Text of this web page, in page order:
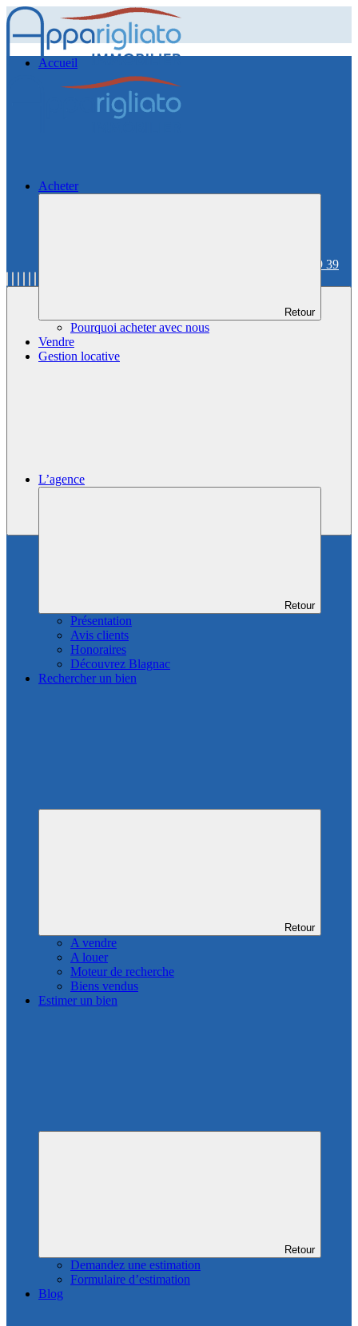
06 59 36 59 39
Accueil
Acheter
Retour
Pourquoi acheter avec nous
Vendre
Gestion locative
L’agence
Retour
Présentation
Avis clients
Honoraires
Découvrez Blagnac
Rechercher un bien
Retour
A vendre
A louer
Moteur de recherche
Biens vendus
Estimer un bien
Retour
Demandez une estimation
Formulaire d’estimation
Blog